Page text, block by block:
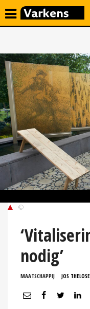
©
nodig’
MAATSCHAPPIJ JOS